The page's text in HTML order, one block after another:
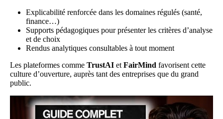
Explicabilité renforcée dans les domaines régulés (santé,
finance…)
Supports pédagogiques pour présenter les critères d’analyse
et de choix
Rendus analytiques consultables à tout moment
Les plateformes comme TrustAI et FairMind favorisent cette
culture d’ouverture, auprès tant des entreprises que du grand
public.